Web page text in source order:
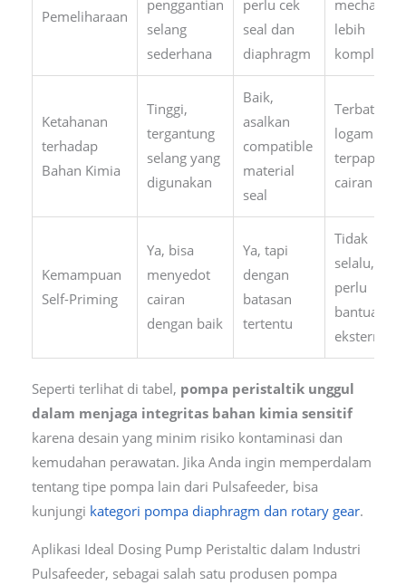
Pemeliharaan
penggantian
selang
sederhana
perlu cek
seal dan
diaphragm
mechanical
lebih
kompleks
Ketahanan
terhadap
Bahan Kimia
Tinggi,
tergantung
selang yang
digunakan
Baik,
asalkan
compatible
material
seal
Terbatas,
logam
terpapar
cairan
Kemampuan
Self-Priming
Ya, bisa
menyedot
cairan
dengan baik
Ya, tapi
dengan
batasan
tertentu
Tidak
selalu,
perlu
bantuan
eksternal
Seperti terlihat di tabel, pompa peristaltik unggul
dalam menjaga integritas bahan kimia sensitif
karena desain yang minim risiko kontaminasi dan
kemudahan perawatan. Jika Anda ingin memperdalam
tentang tipe pompa lain dari Pulsafeeder, bisa
kunjungi kategori pompa diaphragm dan rotary gear.
Aplikasi Ideal Dosing Pump Peristaltic dalam Industri
Pulsafeeder, sebagai salah satu produsen pompa